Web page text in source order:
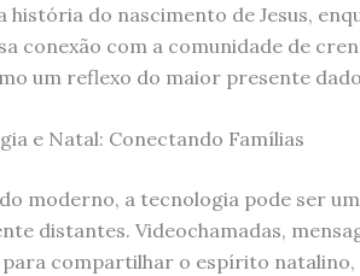
história do nascimento de Jesus,
conexão com a comunidade de
um reflexo do maior presente
e Natal: Conectando Famílias
moderno, a tecnologia pode ser
distantes. Videochamadas,
para compartilhar o espírito